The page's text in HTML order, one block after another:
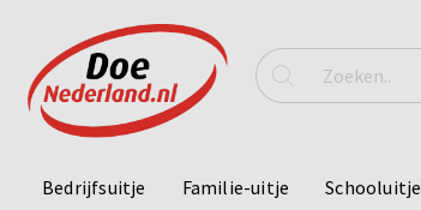
Bedrijfsuitje Familie-uitje Schooluitje